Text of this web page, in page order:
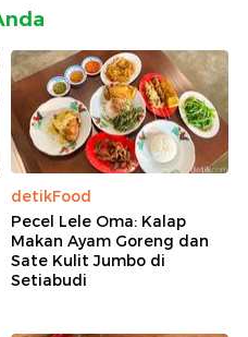
detikFood
Pecel Lele Oma: Kalap
Makan Ayam Goreng dan
Sate Kulit Jumbo di
Setiabudi